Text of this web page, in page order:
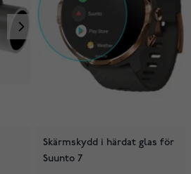
Skärmskydd i härdat glas för
Suunto 7